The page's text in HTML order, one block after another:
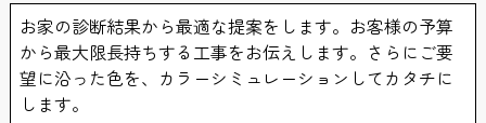
お家の診断結果から最適な提案をします。お客様の予算
から最大限長持ちする工事をお伝えします。さらにご要
望に沿った色を、カラーシミュレーションしてカタチに
します。